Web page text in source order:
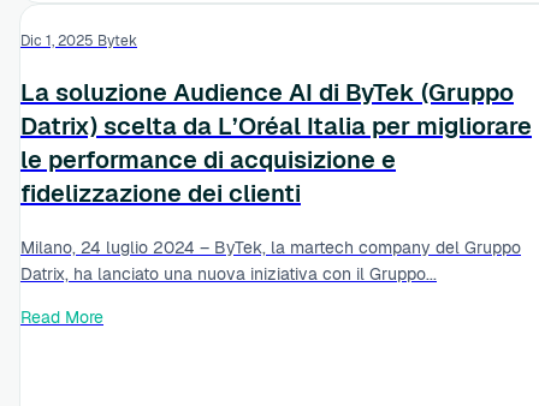
Dic 1, 2025 Bytek
La soluzione Audience AI di ByTek (Gruppo
Datrix) scelta da L’Oréal Italia per migliorare
le performance di acquisizione e
fidelizzazione dei clienti
Milano, 24 luglio 2024 – ByTek, la martech company del Gruppo
Datrix, ha lanciato una nuova iniziativa con il Gruppo...
Read More